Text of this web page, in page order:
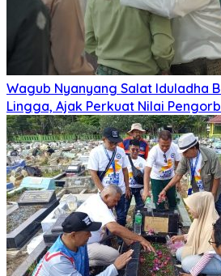
Wagub Nyanyang Salat Iduladha
Lingga, Ajak Perkuat Nilai